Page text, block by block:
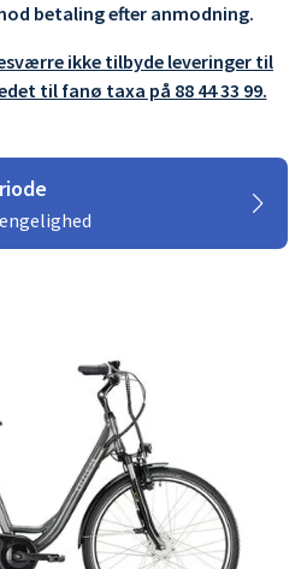
betaling efter anmodning.
ikke tilbyde leveringer til
til fanø taxa på 88 44 33 99.